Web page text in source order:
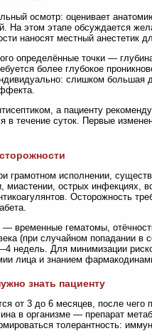
осмотр: оценивает
На этом этапе обсуждается
наносят местный анестетик
определённые точки —
более глубокое
слишком большая
а пациенту
в течение суток. Первые
грамотном исполнении,
миастении, острых инфекциях,
Осторожность
временные гематомы,
(при случайном попадании
недель. Для минимизации
лица и знанием
знать пациенту
от 3 до 6 месяцев, после чего
в организме — препарат
толерантность: